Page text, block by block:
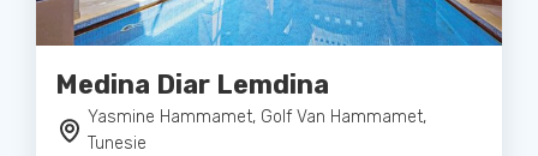
Medina Diar Lemdina
Yasmine Hammamet, Golf Van Hammamet,
Tunesie